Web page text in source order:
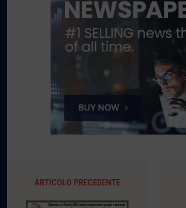
ARTICOLO PRECEDENTE